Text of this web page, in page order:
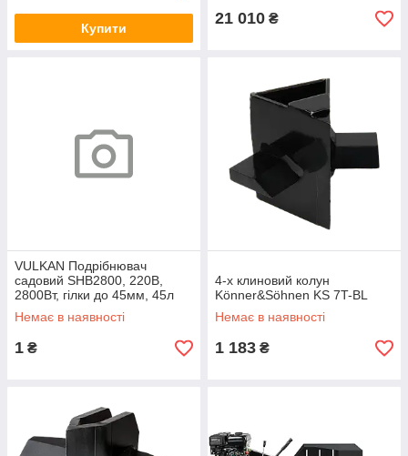
Купити
21 010 ₴
VULKAN Подрібнювач
садовий SHB2800, 220В,
2800Вт, гілки до 45мм, 45л
валік-фреза
Немає в наявності
1 ₴
4-х клиновий колун
Könner&Söhnen KS 7T-BL
Немає в наявності
1 183 ₴